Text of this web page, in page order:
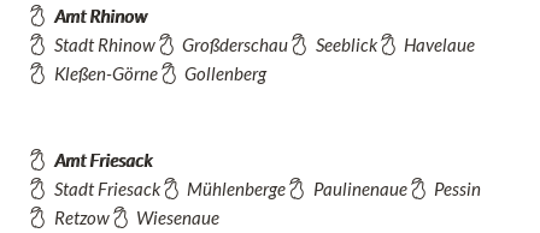
Amt Rhinow
Stadt Rhinow
Großderschau Seeblick
Havelaue
Kleßen-Görne
Gollenberg
Amt Friesack
Stadt Friesack
Mühlenberge Paulinenaue
Pessin
Retzow
Wiesenaue